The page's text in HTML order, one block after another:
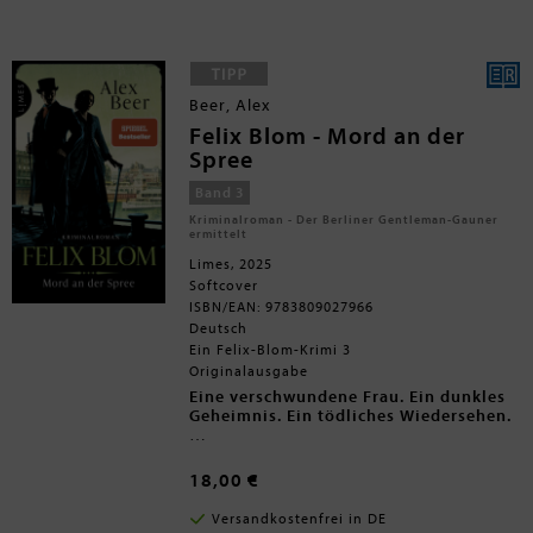
ihre Ermittlungen. Welches Spiel
treibt der rätselhafte Redl? Und was,
wenn auch noch die Erde Feuer
fängt?
Beer, Alex
Felix Blom - Mord an der
Spree
Band 3
Kriminalroman - Der Berliner Gentleman-Gauner
ermittelt
Limes, 2025
Softcover
ISBN/EAN: 9783809027966
Deutsch
Ein Felix-Blom-Krimi 3
Originalausgabe
Eine verschwundene Frau. Ein dunkles
Geheimnis. Ein tödliches Wiedersehen.
Blom und seine Partnerin Mathilde Voss
im Zuge eines Auftrags den Mord an
einer ehemaligen Prostituierten
18,00 €
Versandkostenfrei in DE